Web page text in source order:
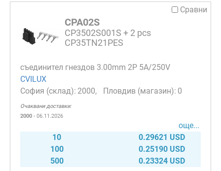
Сравни
CPA02S
CP3502S001S + 2 pcs
CP35TN21PES
съединител гнездов 3.00mm 2P 5A/250V
CVILUX
2000
0
Очаквани доставки:
2000 - 06.11.2026
още...
10
0.29621 USD
100
0.25190 USD
500
0.23324 USD